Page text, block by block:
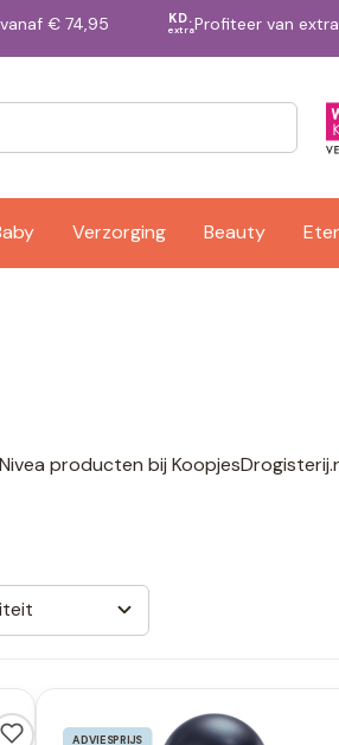
vanaf € 74,95 KD.
extraProfiteer van
Verzorging Beauty
producten bij
ADVIESPRIJS